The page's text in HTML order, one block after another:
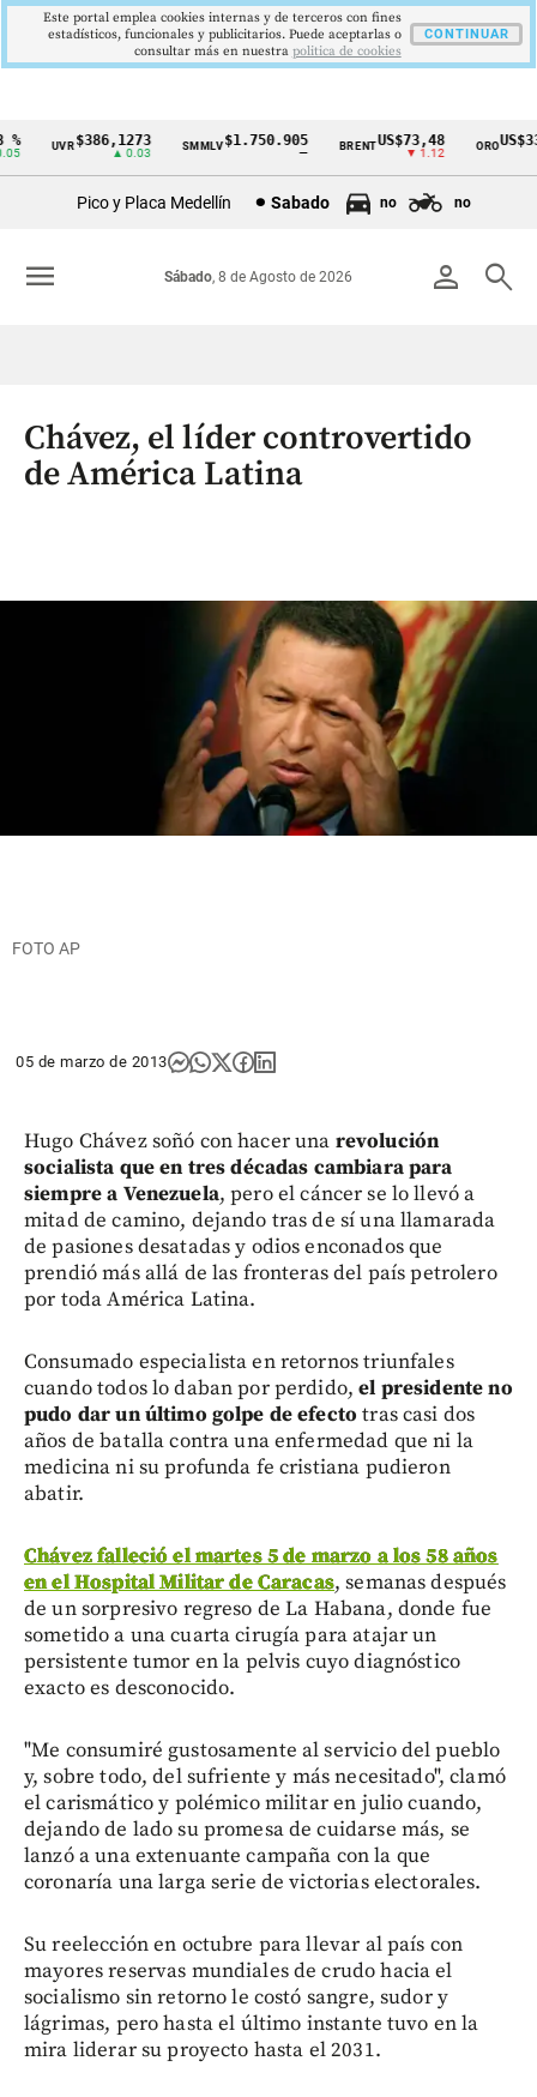
Cintillo
Colombia
UVR $386,1273
▲ 0.03
SMMLV$1.750.905 BRENTUS$73,48
▼ 1.12
ORO
Pico y Placa Medellín Sabado no no
person search
Sábado, 8 de Agosto de 2026
menu
Chávez, el líder controvertido
de América Latina
FOTO AP
05 de marzo de 2013
Hugo Chávez soñó con hacer una revolución
socialista que en tres décadas cambiara para
siempre a Venezuela, pero el cáncer se lo llevó a
mitad de camino, dejando tras de sí una llamarada
de pasiones desatadas y odios enconados que
prendió más allá de las fronteras del país petrolero
por toda América Latina.
Consumado especialista en retornos triunfales
cuando todos lo daban por perdido,el presidente no
pudo dar un último golpe de efecto tras casi dos
años de batalla contra una enfermedad que ni la
medicina ni su profunda fe cristiana pudieron
abatir.
Chávez falleció el martes 5 de marzo a los 58 años
en el Hospital Militar de Caracas, semanas después
de un sorpresivo regreso de La Habana, donde fue
sometido a una cuarta cirugía para atajar un
persistente tumor en la pelvis cuyo diagnóstico
exacto es desconocido.
"Me consumiré gustosamente al servicio del pueblo
y, sobre todo, del sufriente y más necesitado", clamó
el carismático y polémico militar en julio cuando,
dejando de lado su promesa de cuidarse más, se
lanzó a una extenuante campaña con la que
coronaría una larga serie de victorias electorales.
Su reelección en octubre para llevar al país con
mayores reservas mundiales de crudo hacia el
socialismo sin retorno le costó sangre, sudor y
lágrimas, pero hasta el último instante tuvo en la
mira liderar su proyecto hasta el 2031.
Este portal emplea cookies internas y de terceros con fines
estadísticos, funcionales y publicitarios. Puede aceptarlas o
consultar más en nuestra politica de cookies
CONTINUAR